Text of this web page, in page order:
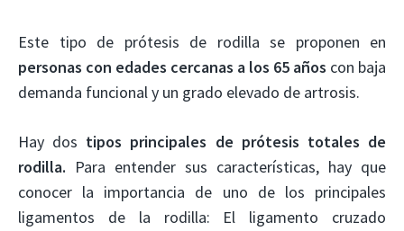
Este tipo de prótesis de rodilla se proponen en
personas con edades cercanas a los 65 años con baja
demanda funcional y un grado elevado de artrosis.
Hay dos tipos principales de prótesis totales de
rodilla. Para entender sus características, hay que
conocer la importancia de uno de los principales
ligamentos de la rodilla: El ligamento cruzado